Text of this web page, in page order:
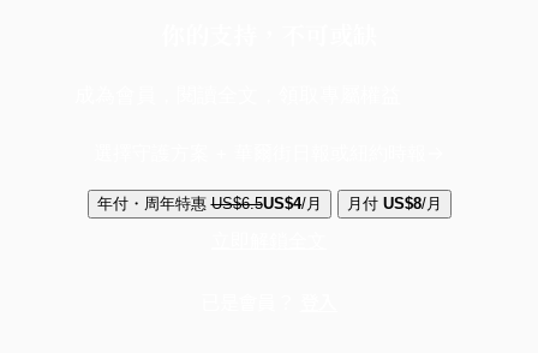
年付・周年特惠 US$6.5US$4/月 月付 US$8/月